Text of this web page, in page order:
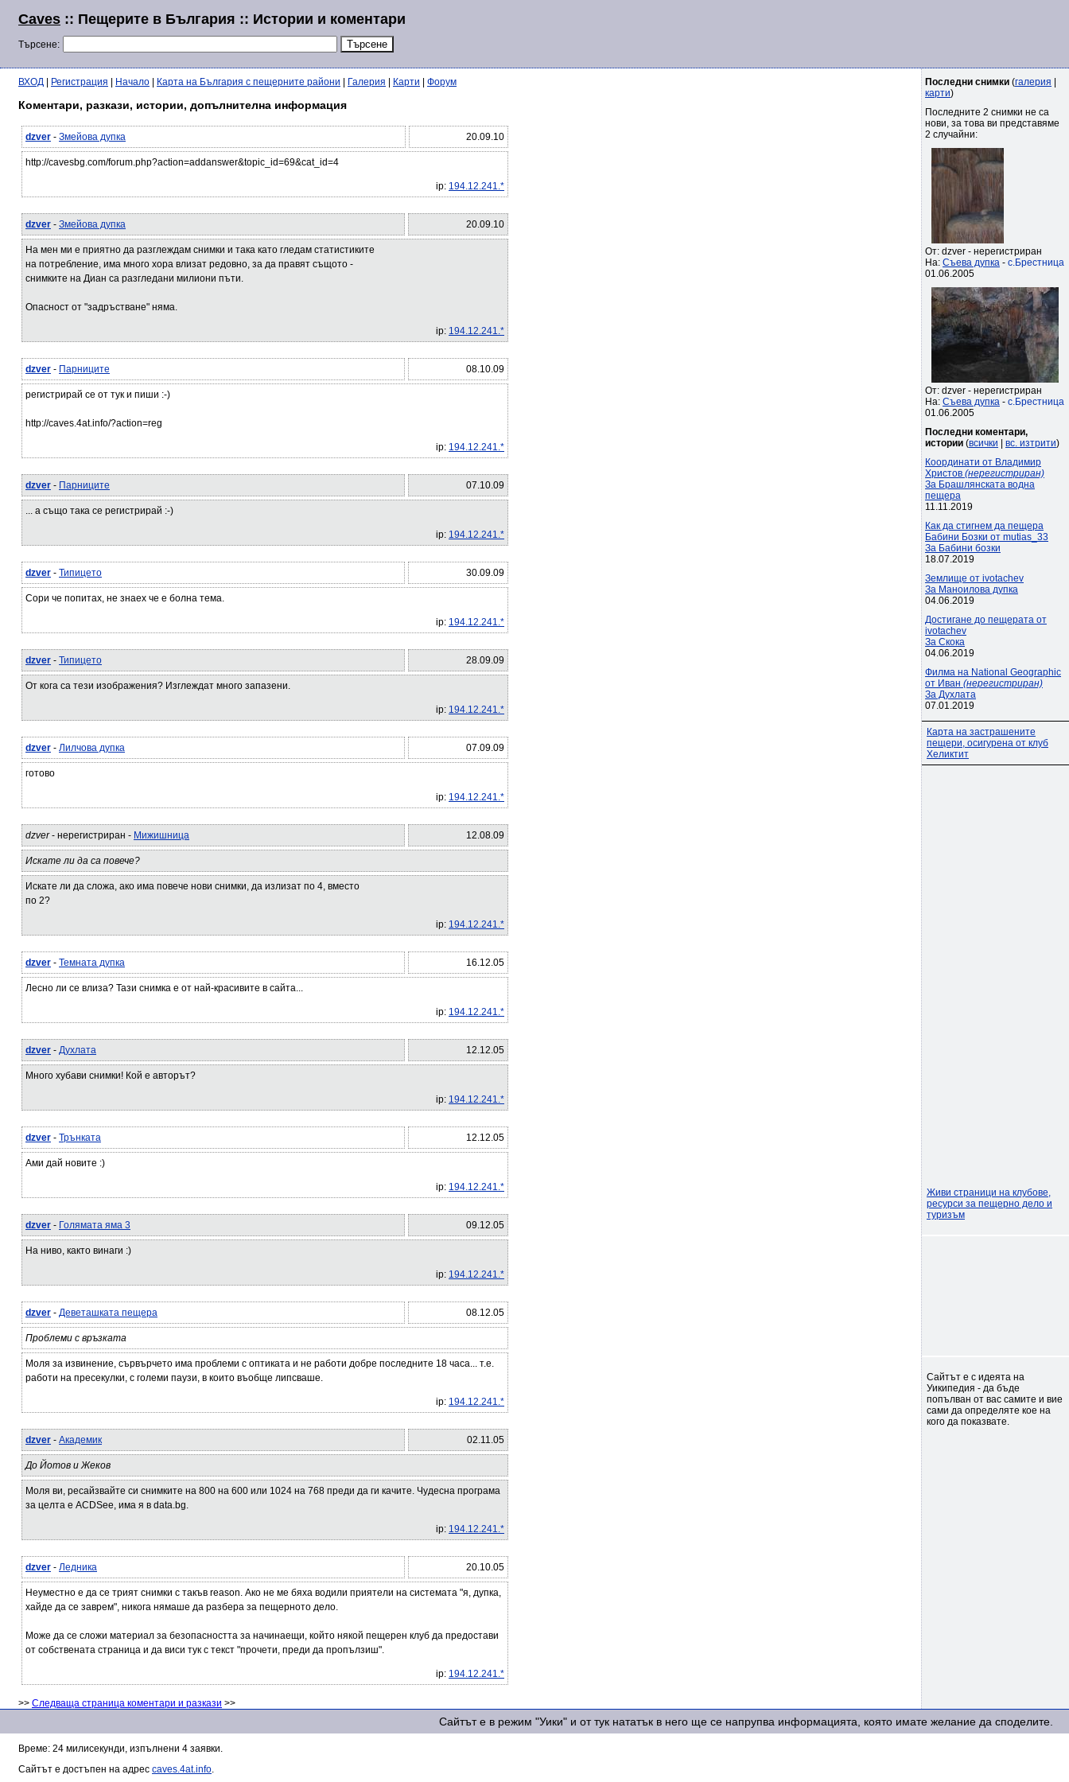
Caves :: Пещерите в България :: Истории и коментари
Търсене:
ВХОД Регистрация Начало Карта на България с пещерните райони Галерия Карти Форум
Коментари, разкази, истории, допълнителна информация
dzver - Змейова дупка 20.09.10
http://cavesbg.com/forum.php?action=addanswer&topic_id=69&cat_id=4
ip: 194.12.241.*
dzver - Змейова дупка 20.09.10
На мен ми е приятно да разглеждам снимки и така като гледам статистиките
на потребление, има много хора влизат редовно, за да правят същото -
снимките на Диан са разгледани милиони пъти.
Опасност от "задръстване" няма.
ip: 194.12.241.*
dzver - Парниците 08.10.09
регистрирай се от тук и пиши :-)
http://caves.4at.info/?action=reg
ip: 194.12.241.*
dzver - Парниците 07.10.09
... а също така се регистрирай :-)
ip: 194.12.241.*
dzver - Типицето 30.09.09
Сори че попитах, не знаех че е болна тема.
ip: 194.12.241.*
dzver - Типицето 28.09.09
От кога са тези изображения? Изглеждат много запазени.
ip: 194.12.241.*
dzver - Лилчова дупка 07.09.09
готово
ip: 194.12.241.*
dzver- нерегистриран - Мижишница 12.08.09
Искате ли да са повече?
Искате ли да сложа, ако има повече нови снимки, да излизат по 4, вместо
по 2?
ip: 194.12.241.*
dzver - Темната дупка 16.12.05
Лесно ли се влиза? Тази снимка е от най-красивите в сайта...
ip: 194.12.241.*
dzver - Духлата 12.12.05
Много хубави снимки! Кой е авторът?
ip: 194.12.241.*
dzver - Трънката 12.12.05
Ами дай новите :)
ip: 194.12.241.*
dzver - Голямата яма 3 09.12.05
На ниво, както винаги :)
ip: 194.12.241.*
dzver - Деветашката пещера 08.12.05
Проблеми с връзката
Моля за извинение, сървърчето има проблеми с оптиката и не работи добре последните 18 часа... т.е.
работи на пресекулки, с големи паузи, в които въобще липсваше.
ip: 194.12.241.*
dzver - Академик 02.11.05
До Йотов и Жеков
Моля ви, ресайзвайте си снимките на 800 на 600 или 1024 на 768 преди да ги качите. Чудесна програма
за целта е ACDSee, има я в data.bg.
ip: 194.12.241.*
dzver - Ледника 20.10.05
Неуместно е да се трият снимки с такъв reason. Ако не ме бяха водили приятели на системата "я, дупка,
хайде да се заврем", никога нямаше да разбера за пещерното дело.
Може да се сложи материал за безопасността за начинаещи, който някой пещерен клуб да предостави
от собствената страница и да виси тук с текст "прочети, преди да пропълзиш".
ip: 194.12.241.*
>> Следваща страница коментари и разкази >>
Последни снимки (галерия
карти)
Последните 2 снимки не са
нови, за това ви представяме
2 случайни:
От: dzver - нерегистриран
На: Съева дупка - с.Брестница
01.06.2005
От: dzver - нерегистриран
На: Съева дупка - с.Брестница
01.06.2005
Последни коментари,
истории (всички вс. изтрити)
Координати от Владимир
Христов (нерегистриран)
За Брашлянската водна
пещера
11.11.2019
Как да стигнем да пещера
Бабини Бозки от mutias_33
За Бабини бозки
18.07.2019
Землище от ivotachev
За Маноилова дупка
04.06.2019
Достигане до пещерата от
ivotachev
За Скока
04.06.2019
Филма на National Geographic
от Иван (нерегистриран)
За Духлата
07.01.2019
Карта на застрашените
пещери, осигурена от клуб
Хеликтит
Живи страници на клубове,
ресурси за пещерно дело и
туризъм
Сайтът е с идеята на
Уикипедия - да бъде
попълван от вас самите и вие
сами да определяте кое на
кого да показвате.
Сайтът е в режим "Уики" и от тук нататък в него ще се напрупва информацията, която имате желание да споделите.
Време: 24 милисекунди, изпълнени 4 заявки.
Сайтът е достъпен на адрес caves.4at.info.